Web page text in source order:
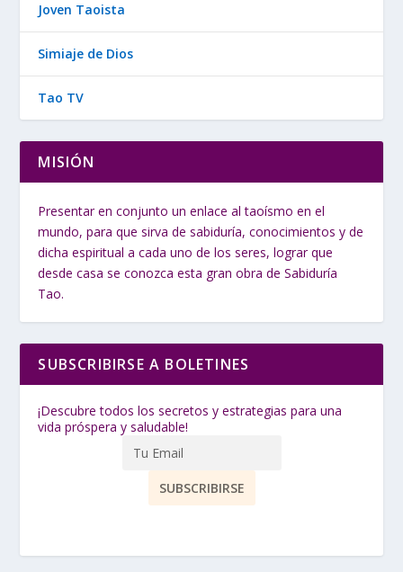
Joven Taoista
Simiaje de Dios
Tao TV
MISIÓN
Presentar en conjunto un enlace al taoísmo en el
mundo, para que sirva de sabiduría, conocimientos y de
dicha espiritual a cada uno de los seres, lograr que
desde casa se conozca esta gran obra de Sabiduría
Tao.
SUBSCRIBIRSE A BOLETINES
¡Descubre todos los secretos y estrategias para una
vida próspera y saludable!